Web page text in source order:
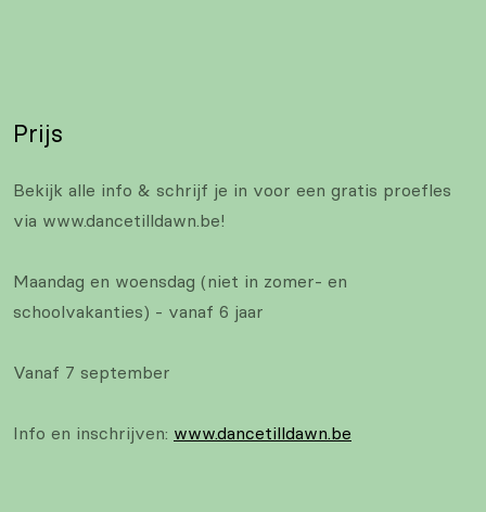
Prijs
Bekijk alle info & schrijf je in voor een gratis proefles
via www.dancetilldawn.be!
Maandag en woensdag (niet in zomer- en
schoolvakanties) - vanaf 6 jaar
Vanaf 7 september
Info en inschrijven: www.dancetilldawn.be